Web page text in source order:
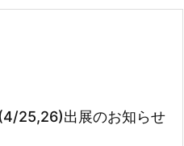
25,26)出展のお知らせ